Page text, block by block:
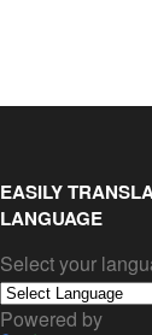
EASILY
LANGUAGE
Select your
Powered by